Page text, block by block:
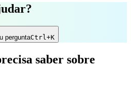
perguntaCtrl +K
saber sobre